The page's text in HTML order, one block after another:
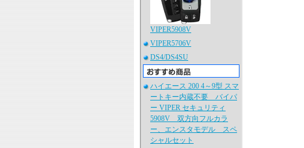
VIPER5908V
VIPER5706V
DS4/DS4SU
ハイエース 200 4～9型 スマ
ートキー内蔵不要 バイパ
ー VIPER セキュリティ
5908V 双方向フルカラ
ー、エンスタモデル スペ
シャルセット